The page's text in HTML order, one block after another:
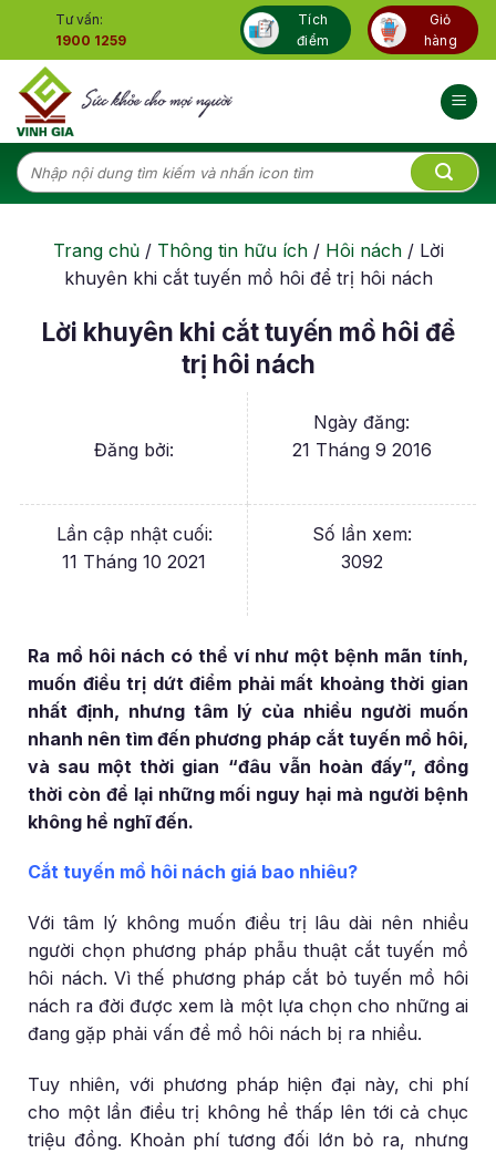
content
Tư vấn:
1900 1259
Tích
điểm
Giỏ
hàng
Tìm
kiếm:
Trang chủ/ Thông tin hữu ích/ Hôi nách/ Lời
khuyên khi cắt tuyến mồ hôi để trị hôi nách
Lời khuyên khi cắt tuyến mồ hôi để
trị hôi nách
Đăng bởi:
Ngày đăng:
21 Tháng 9 2016
Lần cập nhật cuối:
11 Tháng 10 2021
Số lần xem:
3092
Ra mồ hôi nách có thể ví như một bệnh mãn tính,
muốn điều trị dứt điểm phải mất khoảng thời gian
nhất định, nhưng tâm lý của nhiều người muốn
nhanh nên tìm đến phương pháp cắt tuyến mồ hôi,
và sau một thời gian “đâu vẫn hoàn đấy”, đồng
thời còn để lại những mối nguy hại mà người bệnh
không hề nghĩ đến.
Cắt tuyến mồ hôi nách giá bao nhiêu?
Với tâm lý không muốn điều trị lâu dài nên nhiều
người chọn phương pháp phẫu thuật cắt tuyến mồ
hôi nách. Vì thế phương pháp cắt bỏ tuyến mồ hôi
nách ra đời được xem là một lựa chọn cho những ai
đang gặp phải vấn đề mồ hôi nách bị ra nhiều.
Tuy nhiên, với phương pháp hiện đại này, chi phí
cho một lần điều trị không hề thấp lên tới cả chục
triệu đồng. Khoản phí tương đối lớn bỏ ra, nhưng